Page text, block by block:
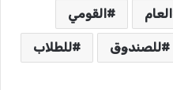
العام القومي
للصندوق للطلاب